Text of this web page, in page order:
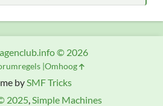
bySMF Tricks
2025,Simple Machines
© 2026
Omhoog